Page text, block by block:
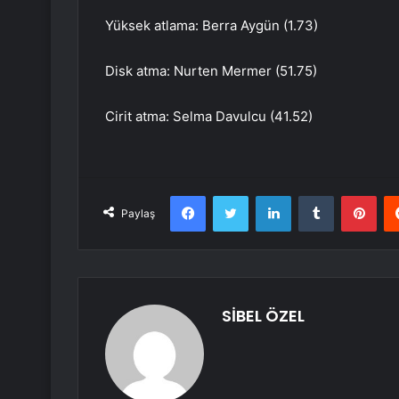
Yüksek atlama: Berra Aygün (1.73)
Disk atma: Nurten Mermer (51.75)
Cirit atma: Selma Davulcu (41.52)
Paylaş
FacebookTwitter LinkedInTumblr
SİBEL ÖZEL